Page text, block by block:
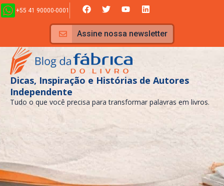
Ir
para
conteúdo
+55 41 90000-0001 F
a
c
e
b
o
o
k
T
w
i
t
t
e
r
Y
o
u
t
u
b
e
L
i
n
k
e
d
Assine nossa newsletter
Dicas, Inspiração e Histórias de Autores
Independente
Tudo o que você precisa para transformar palavras em livros.